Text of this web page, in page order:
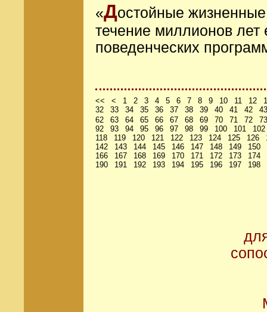
«Достойные
течение миллионов лет
поведенческих
<< < 1 2 3 4 5 6 7 8 9 10 11 12
32
33 34 35 36 37 38 39 40 41 42
43
62
63 64 65 66 67 68 69 70 71 72
73
92
93 94 95 96 97 98 99 100 101
102
118
119 120 121 122 123 124 125 126
142
143 144 145 146 147 148 149
150
166
167 168 169 170 171 172 173
174
190
191 192 193 194 195 196 197 198